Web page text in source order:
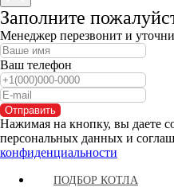
Заполните
Менеджер перезвонит и
Ваш телефон
Отправить
Нажимая на кнопку, вы даете
персональных данных и
конфиденциальности
ПОДБОР КОТЛА